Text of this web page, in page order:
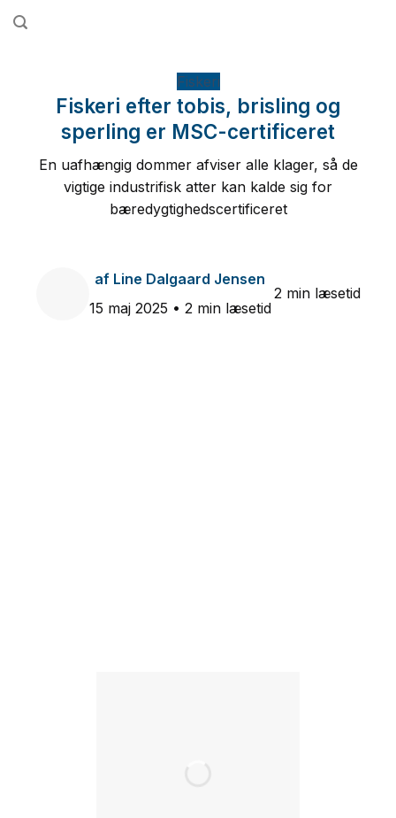
Fortsæt
Fiskeri
Fiskeri efter tobis, brisling og
sperling er MSC-certificeret
En uafhængig dommer afviser alle klager, så de
vigtige industrifisk atter kan kalde sig for
bæredygtighedscertificeret
af Line Dalgaard Jensen
15 maj 2025 • 2 min læsetid
2 min læsetid